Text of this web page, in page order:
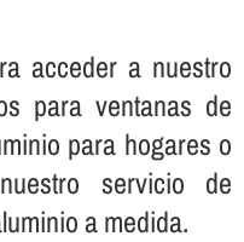
acceder a nuestro
para ventanas de
para hogares o
servicio de
a medida.